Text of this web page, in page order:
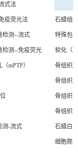
式法
疫荧光法 石蜡组
检测--流式 特殊包
检测--免疫荧光 软化（
mPTP） 骨组织
骨组织
骨组织
骨组织
测-流式 石蜡白片
细胞爬片